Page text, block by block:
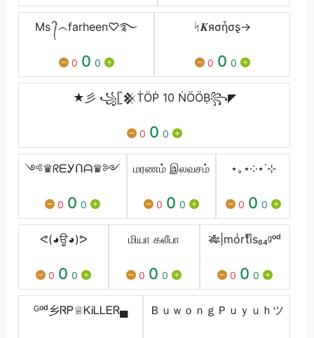
Ms ᭄෴farheen♡࿐
0 0 0
ᛋ𝜥яσἧσȿ→
0 0 0
★彡 ꧁𓊈𒆜ṪÖṖ 10 ṄÖÖḄ꧂◤
0 0 0
༺♛ᖇᗴᎩᑎᗩ♛༻
0 0 0
மரணம் இலவசம்
0 0 0
⋆｡⋆༶⋆˙⊹
0 0 0
ᕙ(◕ਊ◕)ᕗ
0 0 0
மியா கலீபா
0 0 0
🎋|moͥrtͣiͫs₆₄ᶢᵒᵈ
0 0 0
ᴳᵒᵈ乡ᏒᏢ♕ᏦᎥᏞᏞᎬᏒ▄ ＢｕｗｏｎｇＰｕｙｕｈツ